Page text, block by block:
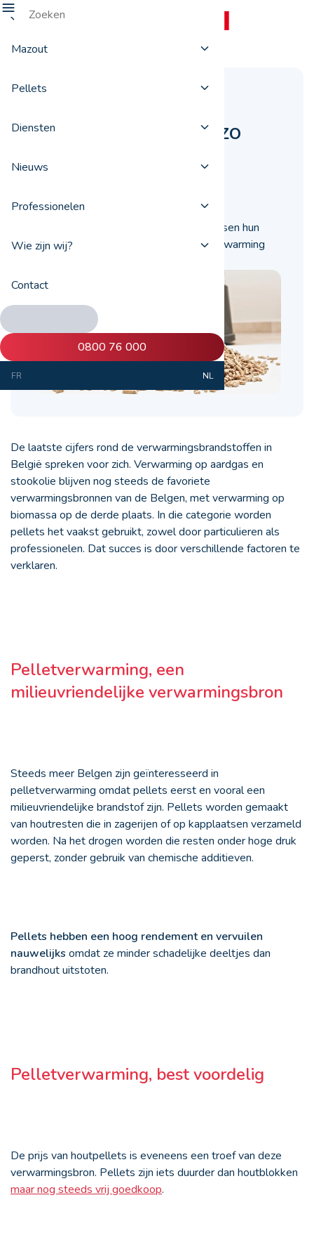
Mazout
Pellets
Diensten
Nieuws
Professionelen
Wie zijn wij?
Contact
0800 76 000
FR NL
pelletverwarming zo
populair?
In België verwarmen steeds meer mensen hun
woning met pellets. Deze vorm van verwarming
De laatste cijfers rond de verwarmingsbrandstoffen in
België spreken voor zich. Verwarming op aardgas en
stookolie blijven nog steeds de favoriete
verwarmingsbronnen van de Belgen, met verwarming op
biomassa op de derde plaats. In die categorie worden
pellets het vaakst gebruikt, zowel door particulieren als
professionelen. Dat succes is door verschillende factoren te
verklaren.
Pelletverwarming, een
milieuvriendelijke verwarmingsbron
Steeds meer Belgen zijn geïnteresseerd in
pelletverwarming omdat pellets eerst en vooral een
milieuvriendelijke brandstof zijn. Pellets worden gemaakt
van houtresten die in zagerijen of op kapplaatsen verzameld
worden. Na het drogen worden die resten onder hoge druk
geperst, zonder gebruik van chemische additieven.
Pellets hebben een hoog rendement en vervuilen
nauwelijks omdat ze minder schadelijke deeltjes dan
brandhout uitstoten.
Pelletverwarming, best voordelig
De prijs van houtpellets is eveneens een troef van deze
verwarmingsbron. Pellets zijn iets duurder dan houtblokken
maar nog steeds vrij goedkoop.